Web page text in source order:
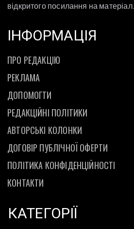
відкритого посилання на матеріал.
ІНФОРМАЦІЯ
ПРО РЕДАКЦІЮ
РЕКЛАМА
ДОПОМОГТИ
РЕДАКЦІЙНІ ПОЛІТИКИ
АВТОРСЬКІ КОЛОНКИ
ДОГОВІР ПУБЛІЧНОЇ ОФЕРТИ
ПОЛІТИКА КОНФІДЕНЦІЙНОСТІ
КОНТАКТИ
КАТЕГОРІЇ